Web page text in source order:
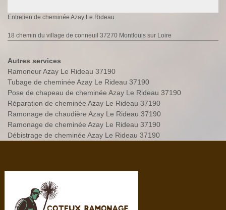
Entretien de cheminée Azay Le Rideau
18 chemin du village de conneuil 37270 Montlouis sur Loire
Autres services
Ramoneur Azay Le Rideau 37190
Tubage de cheminée Azay Le Rideau 37190
Pose de chapeau de cheminée Azay Le Rideau 37190
Réparation de cheminée Azay Le Rideau 37190
Ramonage de chaudière Azay Le Rideau 37190
Ramonage de cheminée Azay Le Rideau 37190
Débistrage de cheminée Azay Le Rideau 37190